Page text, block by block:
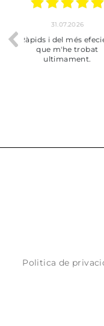
30.06.2026
Tot
Politica de